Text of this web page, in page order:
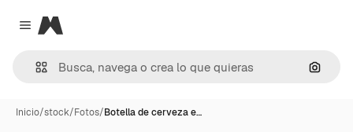
Close menu
Magnific
Inicio/stock/Fotos/Botella de cerveza e…